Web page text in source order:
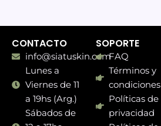
CONTACTO
info@siatuskin.com
Lunes a
Viernes de 11
a 19hs (Arg.)
Sábados de
SOPORTE
FAQ
Términos y
condiciones
Políticas de
privacidad